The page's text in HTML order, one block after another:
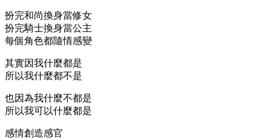
扮完和尚換身當修女
扮完騎士換身當公主
每個角色都隨情感變
其實因我什麼都是
所以我什麼都不是
也因為我什麼不都是
所以我可以什麼都是
感情創造感官